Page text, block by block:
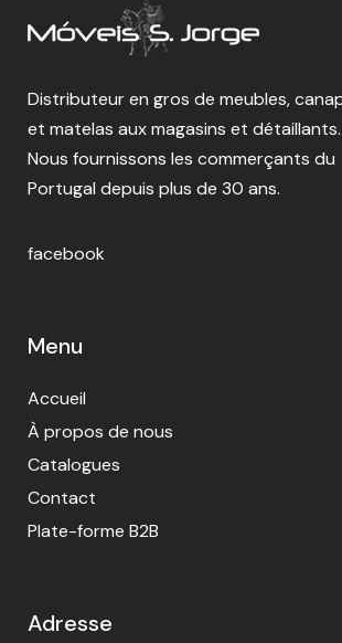
Distributeur en gros de meubles,
et matelas aux magasins et détaillants.
Nous fournissons les commerçants du
Portugal depuis plus de 30 ans.
facebook
Menu
Accueil
À propos de nous
Catalogues
Contact
Plate-forme B2B
Adresse